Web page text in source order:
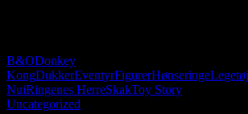
B&ODonkey
KongDukkerEventyrFigurerHønseringeLegetøj
NuiRingenes HerreSkakToy Story
Uncategorized